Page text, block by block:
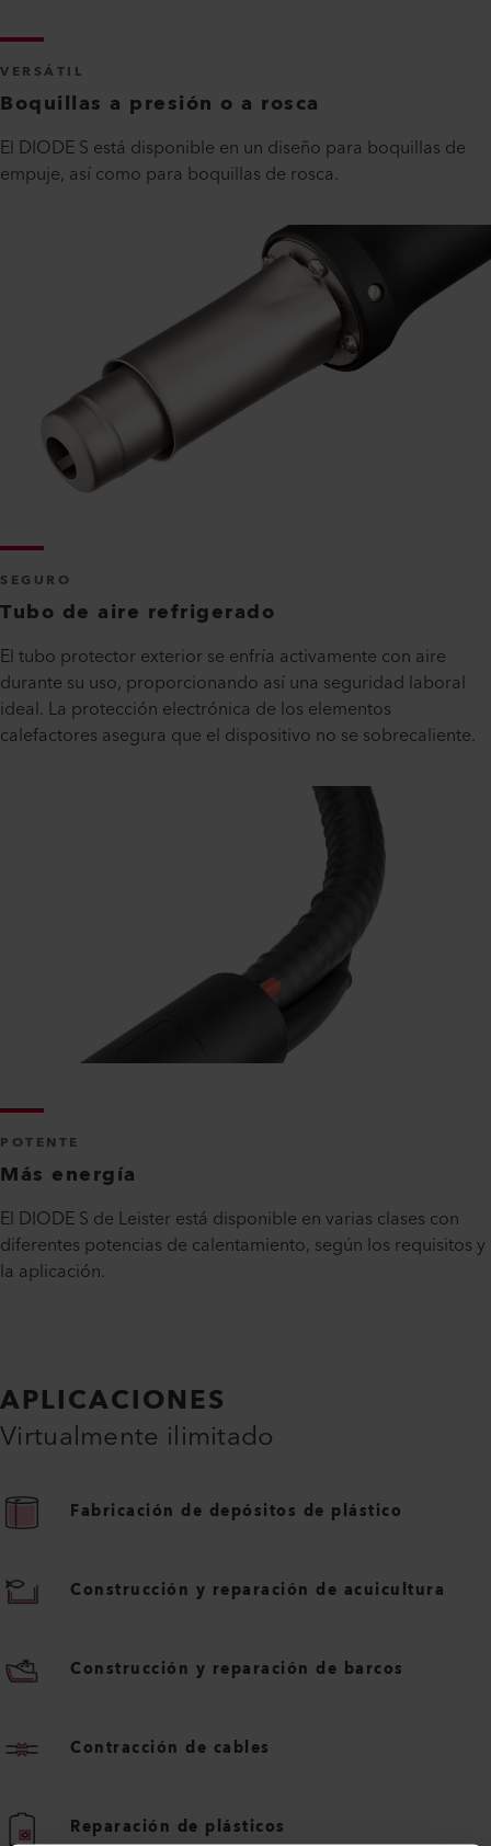
VERSÁTIL
Boquillas a presión o a rosca
El DIODE S está disponible en un diseño para boquillas de
empuje, así como para boquillas de rosca.
SEGURO
Tubo de aire refrigerado
El tubo protector exterior se enfría activamente con aire
durante su uso, proporcionando así una seguridad laboral
ideal. La protección electrónica de los elementos
calefactores asegura que el dispositivo no se sobrecaliente.
POTENTE
Más energía
El DIODE S de Leister está disponible en varias clases con
diferentes potencias de calentamiento, según los requisitos y
la aplicación.
APLICACIONES
Virtualmente ilimitado
Fabricación de depósitos de plástico
Construcción y reparación de acuicultura
Construcción y reparación de barcos
Contracción de cables
Reparación de plásticos